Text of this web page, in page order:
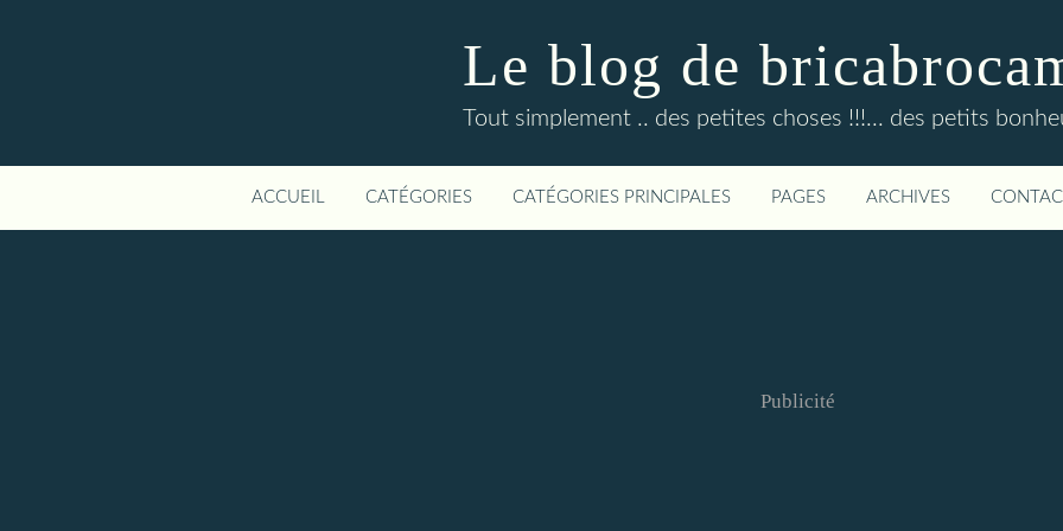
Le blog de
Tout simplement .. des petites choses !!!... des petits
ACCUEIL CATÉGORIES CATÉGORIES PRINCIPALES PAGES ARCHIVES
Publicité